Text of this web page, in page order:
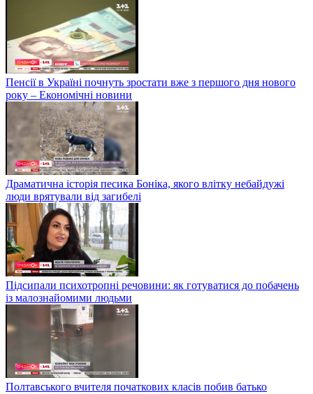
Пенсії в Україні почнуть зростати вже з першого дня нового
року – Економічні новини
Драматична історія песика Боніка, якого влітку небайдужі
люди врятували від загибелі
Підсипали психотропні речовини: як готуватися до побачень
із малознайомими людьми
Полтавського вчителя початкових класів побив батько